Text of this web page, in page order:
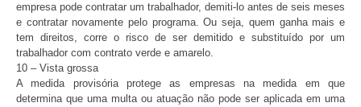
empresa pode contratar um trabalhador, demiti-lo antes de seis meses
e contratar novamente pelo programa. Ou seja, quem ganha mais e
tem direitos, corre o risco de ser demitido e substituído por um
trabalhador com contrato verde e amarelo.
10 – Vista grossa
A medida provisória protege as empresas na medida em que
determina que uma multa ou atuação não pode ser aplicada em uma